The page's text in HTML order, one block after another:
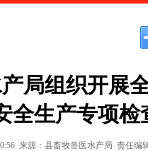
局组织开展
全生产专项检
来源：县畜牧兽医水产局 责任编